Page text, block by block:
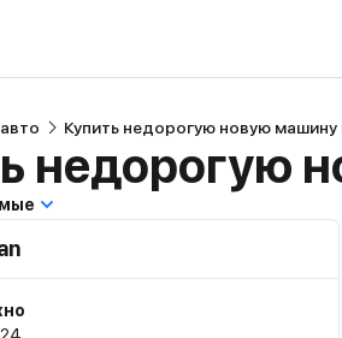
Купить недорогую новую машину
недорогую